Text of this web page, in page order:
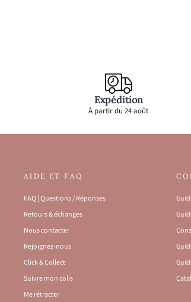
Expédition
À partir du 24 août
AIDE ET FAQ
FAQ | Questions / Réponses
Retours & échanges
Nous contacter
Rejoignez-nous
Click & Collect
Suivre mon colis
Me rétracter